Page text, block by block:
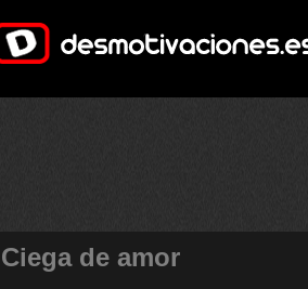
Ciega de amor